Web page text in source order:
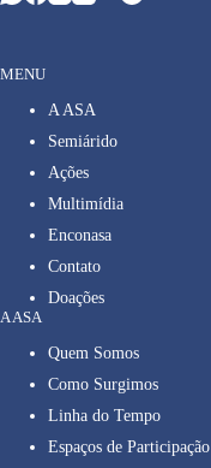
MENU
A ASA
Semiárido
Ações
Multimídia
Enconasa
Contato
Doações
A ASA
Quem Somos
Como Surgimos
Linha do Tempo
Espaços de Participação